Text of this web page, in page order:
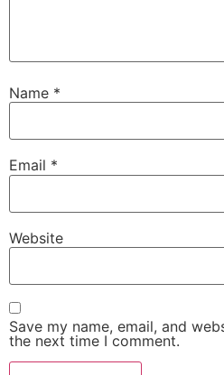
Name *
Email *
Website
Save my name, email, and
the next time I comment.